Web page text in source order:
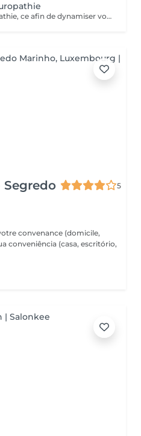
Ecoute et conseils en naturopathie, ce afin de dynamiser votre retour à la vitalité mentale et corporelle. (Anamnèse de votre mode de vie et de votre quotidien, et mise en place de votre plan "bien-être") Les conseils ou soins en naturopathie ne remplacent en aucun cas un traitement chez votre médecin. Chèque cadeau disponible (Montant de votre choix, celui-ci est à indiquer lors de votre demande) (Temps de séance facultatif)
Segredo
5
convenance (domicile,